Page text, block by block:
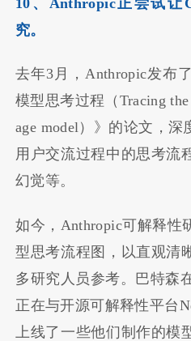
究。
去年3月，Anthropic发布
模型思考过程（Tracing
age model）》的论文，
用户交流过程中的思考流
幻觉等。
如今，Anthropic可解释性
型思考流程图，以直观清
多研究人员参考。巴特森
正在与开源可解释性平台
上线了一些他们制作的